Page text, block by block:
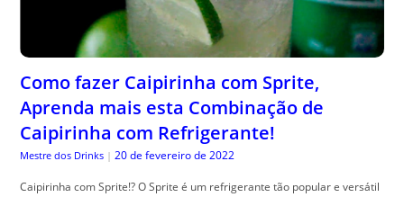
Como fazer Caipirinha com Sprite,
Aprenda mais esta Combinação de
Caipirinha com Refrigerante!
Mestre dos Drinks | 20 de fevereiro de 2022
Caipirinha com Sprite!? O Sprite é um refrigerante tão popular e versátil